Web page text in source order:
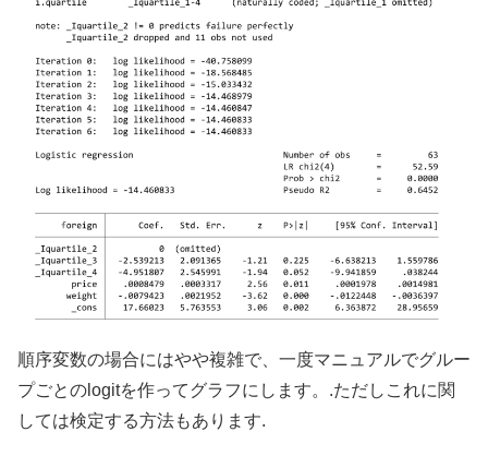
順序変数の場合にはやや複雑で、一度マニュアルでグルー
プごとのlogitを作ってグラフにします。.ただしこれに関
しては検定する方法もあります.